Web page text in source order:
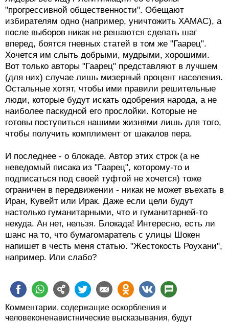
избирателям одно (например, уничтожить ХАМАС), а
после выборов никак не решаются сделать шаг
вперед, боятся гневных статей в том же "Гаарец".
Хочется им слыть добрыми, мудрыми, хорошими.
Вот только авторы "Гаарец" представляют в лучшем
(для них) случае лишь мизерный процент населения.
Остальные хотят, чтобы ими правили решительные
люди, которые будут искать одобрения народа, а не
наиболее паскудной его прослойки. Которые не
готовы поступиться нашими жизнями лишь для того,
чтобы получить комплимент от шакалов пера.
И последнее - о блокаде. Автор этих строк (а не
неведомый писака из "Гаарец", которому-то и
подписаться под своей туфтой не хочется) тоже
ограничен в передвижении - никак не может въехать в
Иран, Кувейт или Ирак. Даже если цели будут
настолько гуманитарными, что и гуманитарней-то
некуда. Ан нет, нельзя. Блокада! Интересно, есть ли
шанс на то, что бумагомаратель с улицы Шокен
напишет в честь меня статью. "Жестокость Роухани",
например. Или слабо?
Комментарии, содержащие оскорбления и
человеконенавистнические высказывания, будут
удаляться.